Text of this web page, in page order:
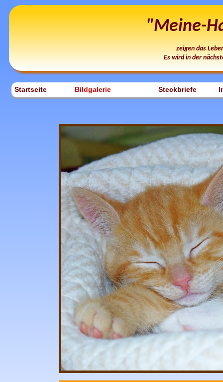
"Meine-
zeigen das
Es wird in der
Startseite Bildgalerie Steckbriefe